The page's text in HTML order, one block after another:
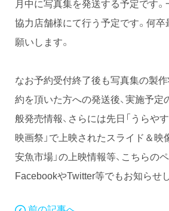
月中に写真集を発送する予定です。
協力店舗様にて行う予定です。何
願いします。
なお予約受付終了後も写真集の製
約を頂いた方への発送後、実施予
般発売情報、さらには先日「うらや
映画祭」で上映されたスライド＆映
安魚市場」の上映情報等、こちらの
FacebookやTwitter等でもお知らせ